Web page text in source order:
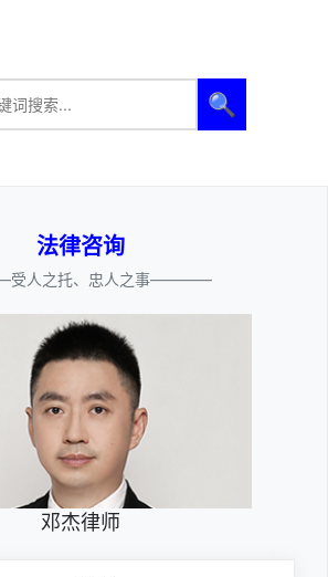
🔍
法律咨询
人之托、忠人之事————
邓杰律师